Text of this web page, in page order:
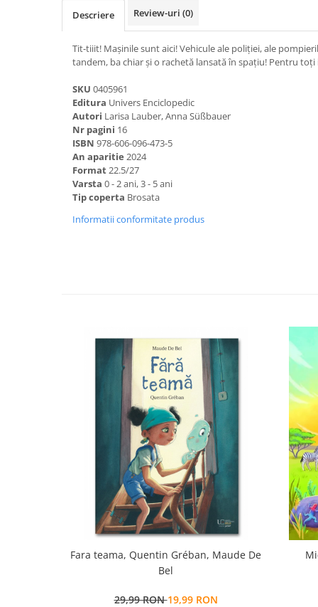
Descriere Review-uri (0)
Tit-tiiit! Mașinile sunt aici! Vehicule ale poliției, ale
tandem, ba chiar și o rachetă lansată în spațiu! Pentru
SKU 0405961
Editura Univers Enciclopedic
Autori Larisa Lauber, Anna Süßbauer
Nr pagini 16
ISBN 978-606-096-473-5
An aparitie 2024
Format22.5/27
Varsta 0 - 2 ani, 3 - 5 ani
Tip coperta Brosata
Informatii conformitate produs
Fara teama, Quentin Gréban, Maude De
Bel
29,99 RON19,99 RON